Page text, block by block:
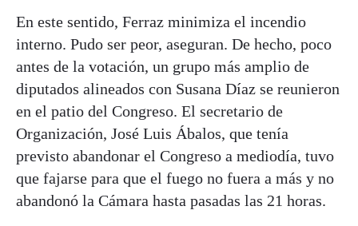
En este sentido, Ferraz minimiza el incendio
interno. Pudo ser peor, aseguran. De hecho, poco
antes de la votación, un grupo más amplio de
diputados alineados con Susana Díaz se reunieron
en el patio del Congreso. El secretario de
Organización, José Luis Ábalos, que tenía
previsto abandonar el Congreso a mediodía, tuvo
que fajarse para que el fuego no fuera a más y no
abandonó la Cámara hasta pasadas las 21 horas.